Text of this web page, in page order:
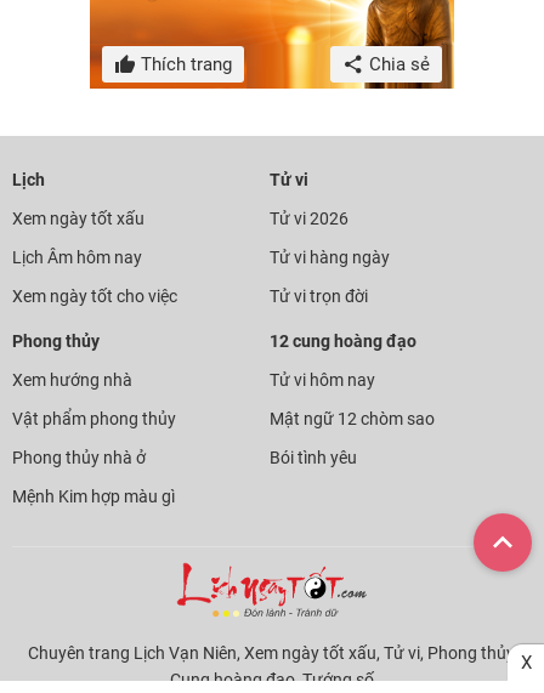
Thích trang Chia sẻ
Lịch
Xem ngày tốt xấu
Lịch Âm hôm nay
Xem ngày tốt cho việc
Tử vi
Tử vi 2026
Tử vi hàng ngày
Tử vi trọn đời
Phong thủy
Xem hướng nhà
Vật phẩm phong thủy
Phong thủy nhà ở
Mệnh Kim hợp màu gì
12 cung hoàng đạo
Tử vi hôm nay
Mật ngữ 12 chòm sao
Bói tình yêu
Chuyên trang Lịch Vạn Niên, Xem ngày tốt xấu, Tử vi, Phong thủy,
Cung hoàng đạo, Tướng số
X